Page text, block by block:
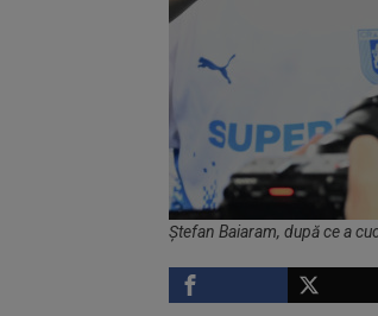
Ștefan Baiaram, după ce a